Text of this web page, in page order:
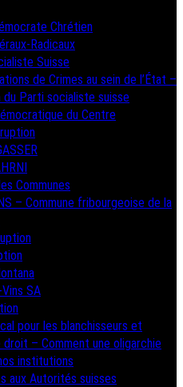
Chrétien
Radicaux
Suisse
de Crimes au sein de l’État –
du Parti socialiste suisse
du Centre
Communes
– Commune fribourgeoise de la
Vins SA
pour les blanchisseurs et
droit – Comment une oligarchie
institutions
aux Autorités suisses